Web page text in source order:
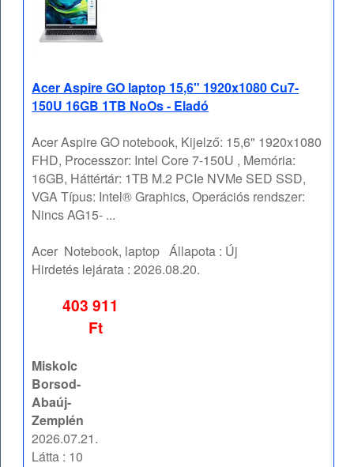
Acer Aspire GO laptop 15,6" 1920x1080 Cu7-
150U 16GB 1TB NoOs - Eladó
Acer Aspire GO notebook, Kijelző: 15,6" 1920x1080
FHD, Processzor: Intel Core 7-150U , Memória:
16GB, Háttértár: 1TB M.2 PCIe NVMe SED SSD,
VGA Típus: Intel® Graphics, Operációs rendszer:
Nincs AG15- ...
Acer Notebook, laptop Állapota : Új
Hirdetés lejárata :2026.08.20.
403 911
Ft
Miskolc
Borsod-
Abaúj-
Zemplén
2026.07.21.
Látta : 10